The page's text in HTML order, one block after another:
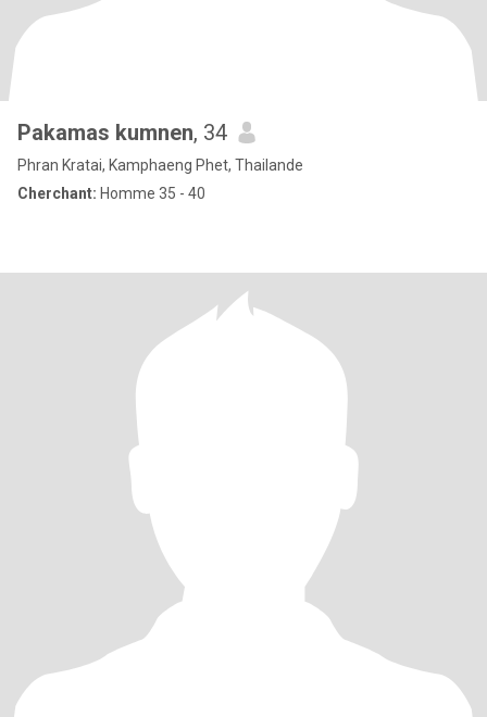
Pakamas kumnen, 34
Phran Kratai, Kamphaeng Phet, Thailande
Cherchant: Homme 35 - 40